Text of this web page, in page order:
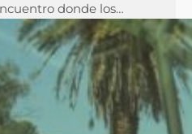
donde los…